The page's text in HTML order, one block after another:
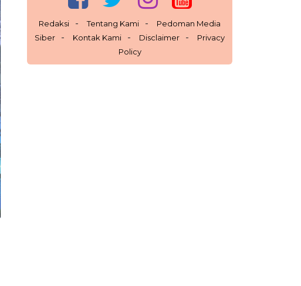
Redaksi Tentang Kami
Pedoman Media
Siber
Kontak Kami Disclaimer
Privacy
Policy